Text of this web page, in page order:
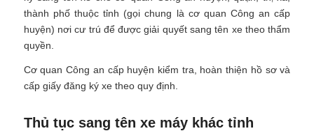
thành phố thuộc tỉnh (gọi chung là cơ quan Công an cấp
huyện) nơi cư trú để được giải quyết sang tên xe theo thẩm
quyền.
Cơ quan Công an cấp huyện kiểm tra, hoàn thiện hồ sơ và
cấp giấy đăng ký xe theo quy định.
Thủ tục sang tên xe máy khác tỉnh